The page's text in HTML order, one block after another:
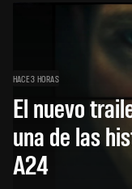
HACE 3 HORAS
El nuevo
una de las
A24